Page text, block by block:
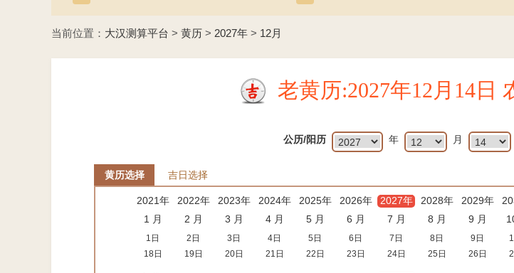
当前位置： 大汉测算平台 > 黄历 > 2027年 > 12月
老黄历:2027年12月14日
公历/阳历 年 月
黄历选择 吉日选择
2021年 2022年 2023年 2024年 2025年 2026年 2027年 2028年 2029年
1 月
2 月 3 月 4 月 5 月 6 月 7 月 8 月 9 月
1日 2日 3日 4日 5日 6日 7日 8日 9日
18日
19日 20日 21日 22日 23日 24日 25日 26日